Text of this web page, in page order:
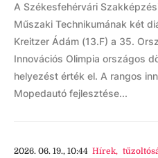
A Székesfehérvári
Műszaki Technikumának két
Kreitzer Ádám (13.F) a 35.
Innovációs Olimpia országos
helyezést érték el. A rangos
Mopedautó fejlesztése...
2026. 06. 19., 10:44 Hírek,